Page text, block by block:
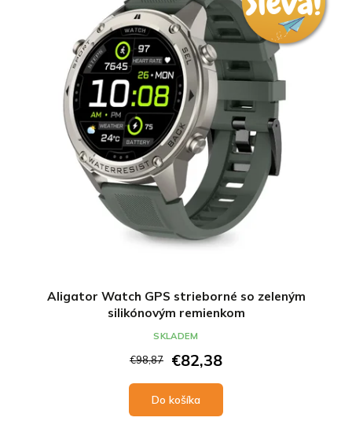
Aligator Watch GPS strieborné so zeleným
silikónovým remienkom
€98,87 €82,38
Do košíka
SKLADEM